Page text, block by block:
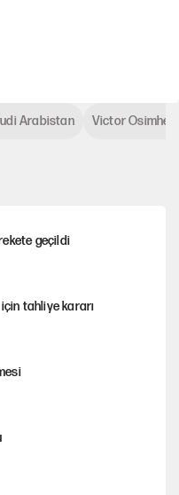
geçildi
tahliye kararı
Arabistan Victor Osimhen